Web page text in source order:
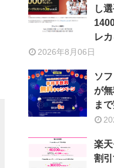
し
レ
2026年8月06日
ソ
が
ま
楽
割